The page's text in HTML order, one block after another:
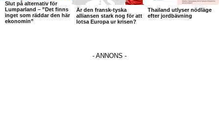
Slut på alternativ för
Lumparland – ”Det finns
inget som räddar den här
ekonomin”
Är den fransk-tyska
alliansen stark nog för att
lotsa Europa ur krisen?
Thailand utlyser nödläge
efter jordbävning